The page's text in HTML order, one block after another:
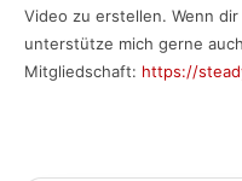
Video zu erstellen. Wenn
unterstütze mich gerne
Mitgliedschaft: https://